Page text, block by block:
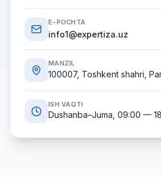
E-POCHTA
info1@expertiza.uz
MANZIL
100007, Toshkent shahri,
ISH VAQTI
Dushanba–Juma, 09:00 —